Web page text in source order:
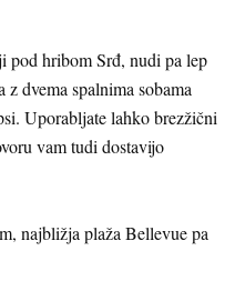
pod hribom Srđ, nudi pa lep
dvema spalnima sobama
Uporabljate lahko brezžični
vam tudi dostavijo
najbližja plaža Bellevue pa